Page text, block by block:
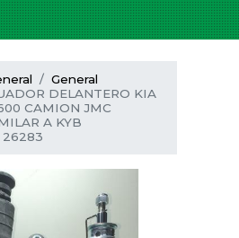
General
DELANTERO KIA
CAMION JMC
A KYB